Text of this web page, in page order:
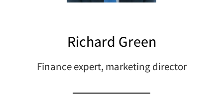
Richard Green
Finance expert, marketing director